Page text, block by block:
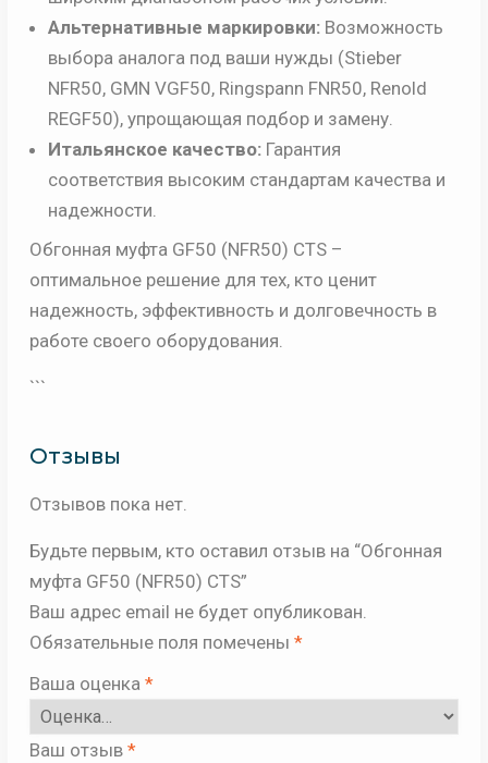
Альтернативные маркировки:Возможность
выбора аналога под ваши нужды (Stieber
NFR50, GMN VGF50, Ringspann FNR50, Renold
REGF50), упрощающая подбор и замену.
Итальянское качество:Гарантия
соответствия высоким стандартам качества и
надежности.
Обгонная муфта GF50 (NFR50) CTS –
оптимальное решение для тех, кто ценит
надежность, эффективность и долговечность в
работе своего оборудования.
```
Отзывы
Отзывов пока нет.
Будьте первым, кто оставил отзыв на “Обгонная
муфта GF50 (NFR50) CTS”
Ваш адрес email не будет опубликован.
Обязательные поля помечены *
Ваша оценка *
Ваш отзыв *